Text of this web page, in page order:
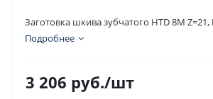
Заготовка шкива зубчатого HTD 8M Z=21,
Подробнее
3 206 руб./шт